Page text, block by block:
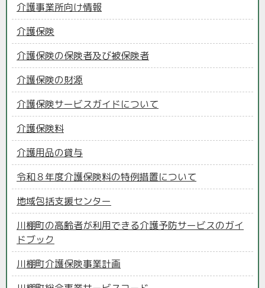
介護事業所向け情報
介護保険
介護保険の保険者及び被保険者
介護保険の財源
介護保険サービスガイドについて
介護保険料
介護用品の貸与
令和８年度介護保険料の特例措置について
地域包括支援センター
川棚町の高齢者が利用できる介護予防サービスのガイ
ドブック
川棚町介護保険事業計画